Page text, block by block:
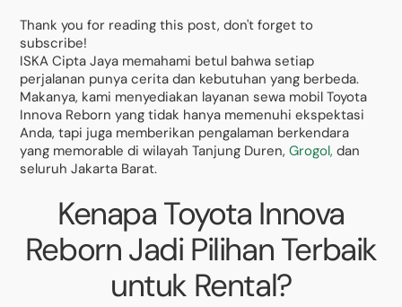
Thank you for reading this post, don't forget to
subscribe!
ISKA Cipta Jaya memahami betul bahwa setiap
perjalanan punya cerita dan kebutuhan yang berbeda.
Makanya, kami menyediakan layanan sewa mobil Toyota
Innova Reborn yang tidak hanya memenuhi ekspektasi
Anda, tapi juga memberikan pengalaman berkendara
yang memorable di wilayah Tanjung Duren,Grogol, dan
seluruh Jakarta Barat.
Kenapa Toyota Innova
Reborn Jadi Pilihan Terbaik
untuk Rental?